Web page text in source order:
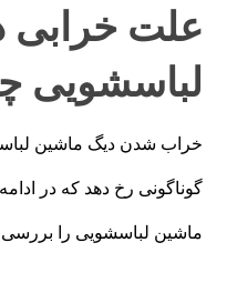
علت خرابی
لباسشویی
خراب شدن دیگ ماشین
گوناگونی رخ دهد که در
ماشین لباسشویی را